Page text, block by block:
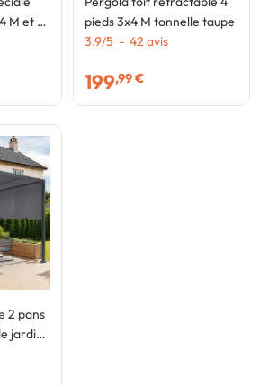
M et 4
pieds 3x4 M tonnelle taupe
3.9/5 - 42 avis
199,99 €
2 pans
jardin